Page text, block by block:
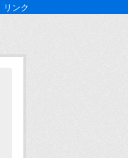
リンク